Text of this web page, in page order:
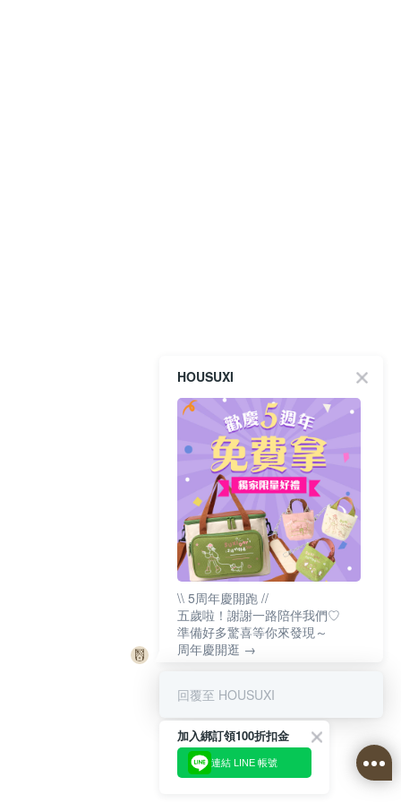
HOUSUXI
\\ 5周年慶開跑 //
五歲啦！謝謝一路陪伴我們♡
準備好多驚喜等你來發現～
周年慶開逛 →
回覆至 HOUSUXI
加入綁訂領100折扣金
連結 LINE 帳號